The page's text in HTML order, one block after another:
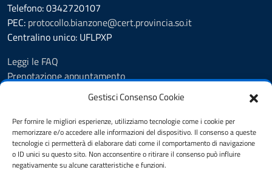
Gestisci Consenso Cookie
Per fornire le migliori esperienze, utilizziamo tecnologie come i cookie per
memorizzare e/o accedere alle informazioni del dispositivo. Il consenso a queste
tecnologie ci permetterà di elaborare dati come il comportamento di navigazione
o ID unici su questo sito. Non acconsentire o ritirare il consenso può influire
negativamente su alcune caratteristiche e funzioni.
Telefono: 0342720107
PEC: protocollo.bianzone@cert.provincia.so.it
Centralino unico: UFLPXP
Leggi le FAQ
Prenotazione appuntamento
Segnalazione disservizio
Richiesta assistenza
Pubblicità legale
Albo Pretorio
Amministrazione trasparente